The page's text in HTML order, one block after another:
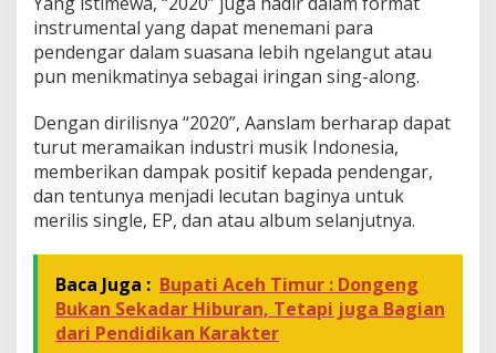
instrumental yang dapat menemani para
pendengar dalam suasana lebih ngelangut atau
pun menikmatinya sebagai iringan sing-along.
Dengan dirilisnya “2020”, Aanslam berharap dapat
turut meramaikan industri musik Indonesia,
memberikan dampak positif kepada pendengar,
dan tentunya menjadi lecutan baginya untuk
merilis single, EP, dan atau album selanjutnya.
Baca Juga : Bupati Aceh Timur : Dongeng
Bukan Sekadar Hiburan, Tetapi juga Bagian
dari Pendidikan Karakter